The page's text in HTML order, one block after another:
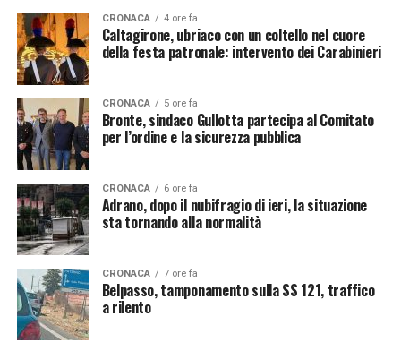
CRONACA 4 ore fa
Caltagirone, ubriaco con un coltello nel cuore
della festa patronale: intervento dei Carabinieri
CRONACA 5 ore fa
Bronte, sindaco Gullotta partecipa al Comitato
per l’ordine e la sicurezza pubblica
CRONACA 6 ore fa
Adrano, dopo il nubifragio di ieri, la situazione
sta tornando alla normalità
CRONACA 7 ore fa
Belpasso, tamponamento sulla SS 121, traffico
a rilento